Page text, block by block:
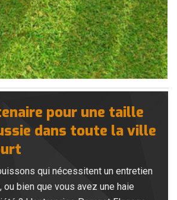
pour une taille
dans toute la ville
qui nécessitent un entretien
ou bien que vous avez une haie